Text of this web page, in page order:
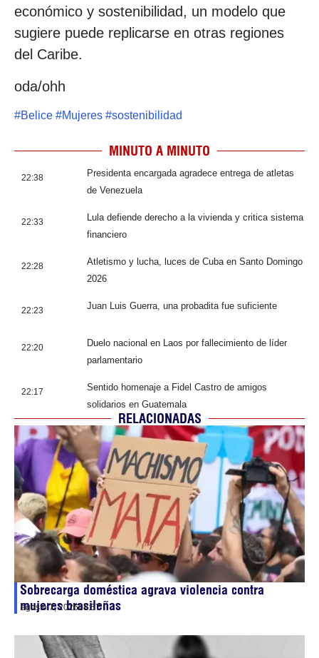
económico y sostenibilidad, un modelo que
sugiere puede replicarse en otras regiones
del Caribe.
oda/ohh
#Belice #Mujeres #sostenibilidad
MINUTO A MINUTO
22:38
Presidenta encargada agradece entrega de atletas
de Venezuela
22:33
Lula defiende derecho a la vivienda y critica sistema
financiero
22:28
Atletismo y lucha, luces de Cuba en Santo Domingo
2026
22:23 Juan Luis Guerra, una probadita fue suficiente
22:20
Duelo nacional en Laos por fallecimiento de líder
parlamentario
22:17
Sentido homenaje a Fidel Castro de amigos
solidarios en Guatemala
RELACIONADAS
Sobrecarga doméstica agrava violencia contra
mujeres brasileñas
agosto 7, 202608:57